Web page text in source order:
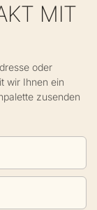
MIT
oder
wir Ihnen ein
zusenden